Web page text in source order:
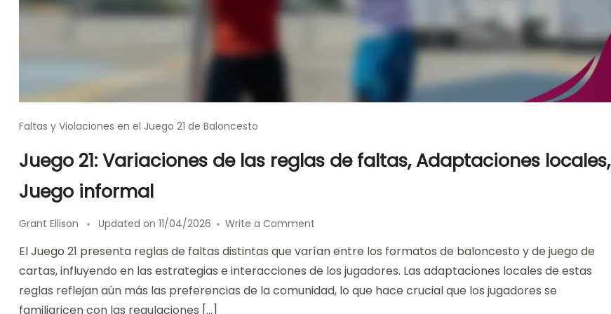
Faltas y Violaciones en el Juego 21 de Baloncesto
Juego 21: Variaciones de las reglas de faltas, Adaptaciones locales,
Juego informal
Grant Ellison Updated on 11/04/2026 Write a Comment
21:
Variaciones
las
El Juego 21 presenta reglas de faltas distintas que varían entre los formatos de baloncesto y de juego de
cartas, influyendo en las estrategias e interacciones de los jugadores. Las adaptaciones locales de estas
reglas reflejan aún más las preferencias de la comunidad, lo que hace crucial que los jugadores se
familiaricen con las regulaciones […]